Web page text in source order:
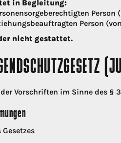
in Begleitung:
Person
Person
nicht gestattet.
Vorschriften im Sinne des §